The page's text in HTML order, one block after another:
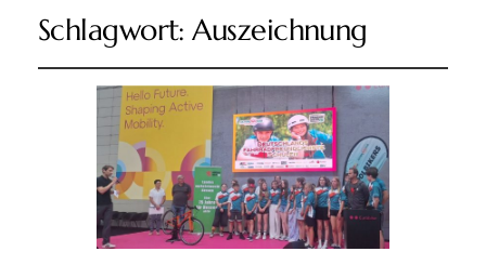
Schlagwort:Auszeichnung